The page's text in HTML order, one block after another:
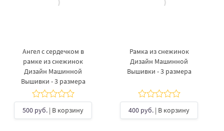
Ангел с сердечком в
рамке из снежинок
Дизайн Машинной
Вышивки - 3 размера
500 руб. | В корзину
Рамка из снежинок
Дизайн Машинной
Вышивки - 3 размера
400 руб. | В корзину